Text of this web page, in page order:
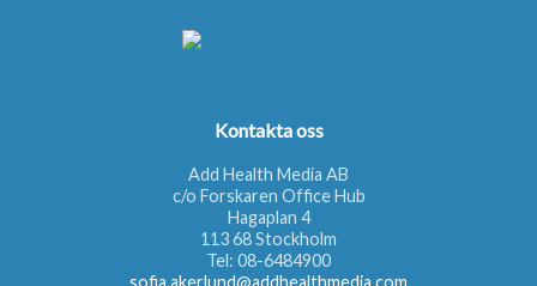
Kontakta oss
Add Health Media AB
c/o Forskaren Office Hub
Hagaplan 4
113 68 Stockholm
Tel: 08-6484900
sofia.akerlund@addhealthmedia.com